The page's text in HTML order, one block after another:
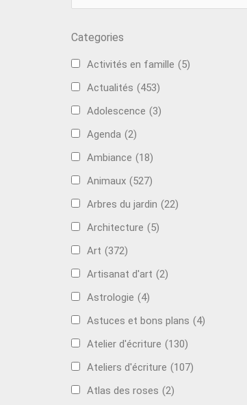
Categories
Activités en famille (5)
Actualités (453)
Adolescence (3)
Agenda (2)
Ambiance (18)
Animaux (527)
Arbres du jardin (22)
Architecture (5)
Art (372)
Artisanat d'art (2)
Astrologie (4)
Astuces et bons plans (4)
Atelier d'écriture (130)
Ateliers d'écriture (107)
Atlas des roses (2)